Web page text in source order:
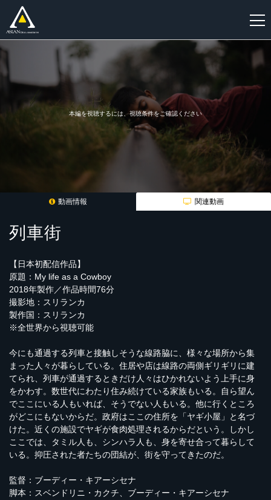
本編を視聴するには、視聴条件をご確認ください
動画情報 関連動画
列車街
【日本初配信作品】
原題：My life as a Cowboy
2018年製作／作品時間76分
撮影地：スリランカ
製作国：スリランカ
※全世界から視聴可能
今にも通過する列車と接触しそうな線路脇に、様々な場所から集
まった人々が暮らしている。住居や店は線路の両側ギリギリに建
てられ、列車が通過するときだけ人々はひかれないよう上手に身
をかわす。数世代にわたり住み続けている家族もいる。自ら望ん
でここにいる人もいれば、そうでない人もいる。他に行くところ
がどこにもないからだ。政府はここの住所を「ヤギ小屋」と名づ
けた。近くの施設でヤギが食肉処理されるからだという。しかし
ここでは、タミル人も、シンハラ人も、身を寄せ合って暮らして
いる。抑圧された者たちの団結が、街を守ってきたのだ。
監督：ブーディー・キアーシセナ
脚本：スベンドリニ・カクチ、ブーディー・キアーシセナ